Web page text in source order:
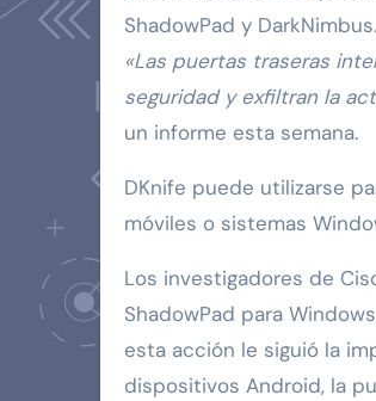
ShadowPad y DarkNimbus.
«Las puertas traseras
seguridad y exfiltran la
un informe esta semana.
DKnife puede utilizarse
móviles o sistemas
Los investigadores de
ShadowPad para
esta acción le siguió la
dispositivos Android, la